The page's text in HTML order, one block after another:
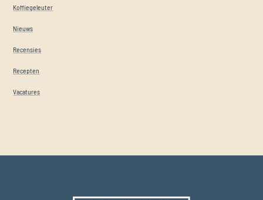
Koffiegeleuter
Nieuws
Recensies
Recepten
Vacatures